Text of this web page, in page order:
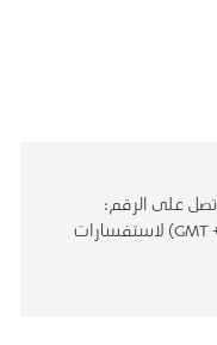
على الرقم:
(توقيت الإمارات GMT +4) لاستفسارات